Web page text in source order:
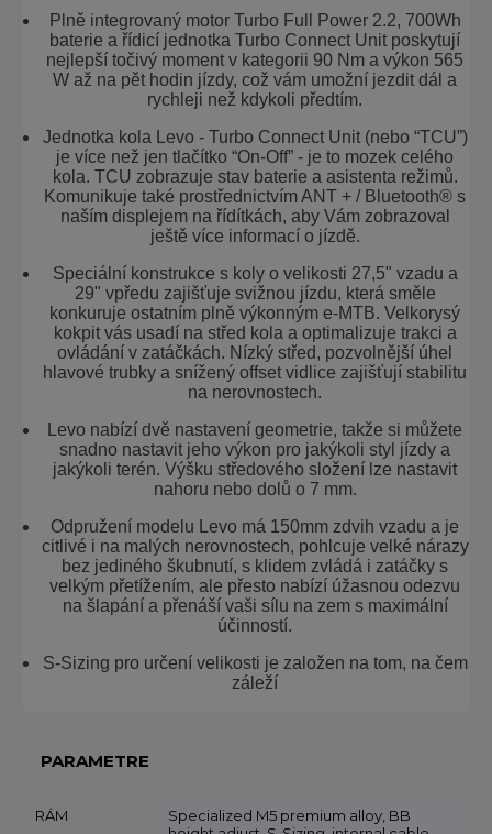
Plně integrovaný motor Turbo Full Power 2.2, 700Wh
baterie a řídicí jednotka Turbo Connect Unit poskytují
nejlepší točivý moment v kategorii 90 Nm a výkon 565
W až na pět hodin jízdy, což vám umožní jezdit dál a
rychleji než kdykoli předtím.
Jednotka kola Levo - Turbo Connect Unit (nebo “TCU”)
je více než jen tlačítko “On-Off” - je to mozek celého
kola. TCU zobrazuje stav baterie a asistenta režimů.
Komunikuje také prostřednictvím ANT + / Bluetooth® s
naším displejem na řídítkách, aby Vám zobrazoval
ještě více informací o jízdě.
Speciální konstrukce s koly o velikosti 27,5" vzadu a
29" vpředu zajišťuje svižnou jízdu, která směle
konkuruje ostatním plně výkonným e-MTB. Velkorysý
kokpit vás usadí na střed kola a optimalizuje trakci a
ovládání v zatáčkách. Nízký střed, pozvolnější úhel
hlavové trubky a snížený offset vidlice zajišťují stabilitu
na nerovnostech.
Levo nabízí dvě nastavení geometrie, takže si můžete
snadno nastavit jeho výkon pro jakýkoli styl jízdy a
jakýkoli terén. Výšku středového složení lze nastavit
nahoru nebo dolů o 7 mm.
Odpružení modelu Levo má 150mm zdvih vzadu a je
citlivé i na malých nerovnostech, pohlcuje velké nárazy
bez jediného škubnutí, s klidem zvládá i zatáčky s
velkým přetížením, ale přesto nabízí úžasnou odezvu
na šlapání a přenáší vaši sílu na zem s maximální
účinností.
S-Sizing pro určení velikosti je založen na tom, na čem
záleží
PARAMETRE
RÁM
Specialized M5 premium alloy, BB